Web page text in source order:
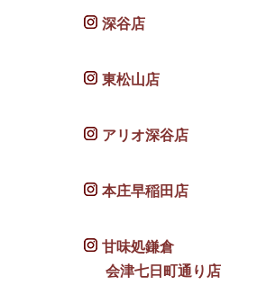
深谷店
東松山店
アリオ深谷店
本庄早稲田店
甘味処鎌倉
会津七日町通り店